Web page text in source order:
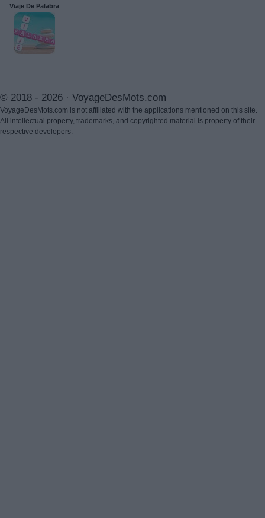
Viaje De Palabra
© 2018 - 2026 · VoyageDesMots.com
VoyageDesMots.com is not affiliated with the applications mentioned on this site.
All intellectual property, trademarks, and copyrighted material is property of their
respective developers.